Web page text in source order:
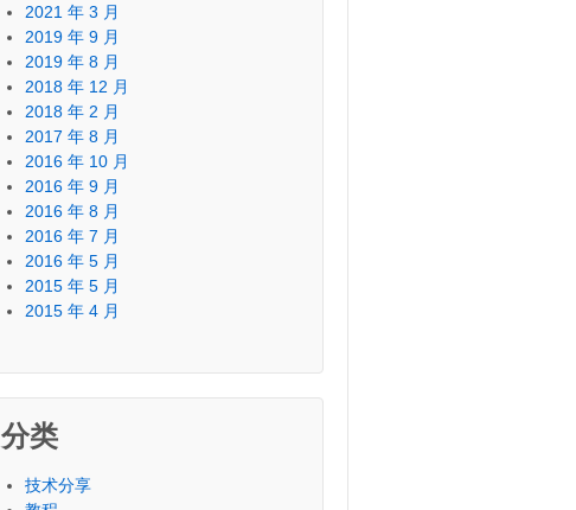
2021 年 3 月
2019 年 9 月
2019 年 8 月
2018 年 12 月
2018 年 2 月
2017 年 8 月
2016 年 10 月
2016 年 9 月
2016 年 8 月
2016 年 7 月
2016 年 5 月
2015 年 5 月
2015 年 4 月
分类
技术分享